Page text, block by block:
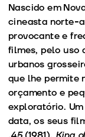
Nascido em
cineasta norte-
provocante e
filmes, pelo uso
urbanos
que lhe permite
orçamento e
exploratório.
data, os seus